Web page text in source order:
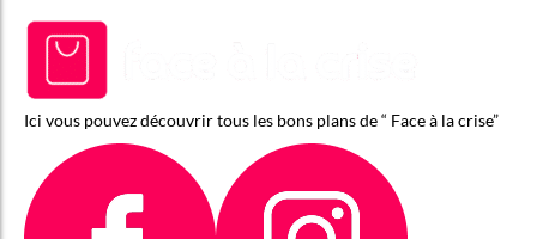
Ici vous pouvez découvrir tous les bons plans de “ Face à la crise”